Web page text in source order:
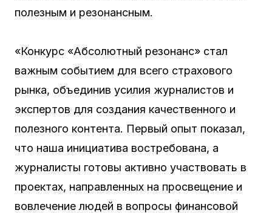
полезным и резонансным.
«Конкурс «Абсолютный резонанс» стал
важным событием для всего страхового
рынка, объединив усилия журналистов и
экспертов для создания качественного и
полезного контента. Первый опыт показал,
что наша инициатива востребована, а
журналисты готовы активно участвовать в
проектах, направленных на просвещение и
вовлечение людей в вопросы финансовой